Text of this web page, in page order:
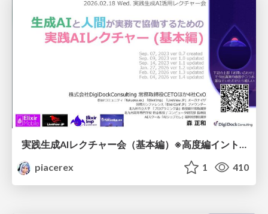
実践生成AIレクチャー会（基本編）※高度編イントロ無版
piacerex
1 410